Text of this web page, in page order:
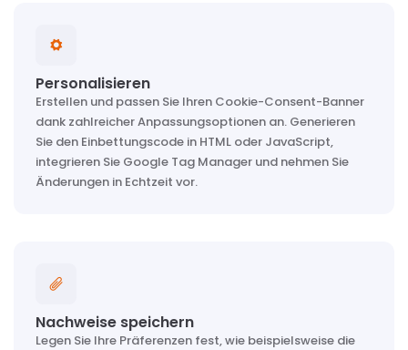
Personalisieren
Erstellen und passen Sie Ihren Cookie-Consent-Banner
dank zahlreicher Anpassungsoptionen an. Generieren
Sie den Einbettungscode in HTML oder JavaScript,
integrieren Sie Google Tag Manager und nehmen Sie
Änderungen in Echtzeit vor.
Nachweise speichern
Legen Sie Ihre Präferenzen fest, wie beispielsweise die